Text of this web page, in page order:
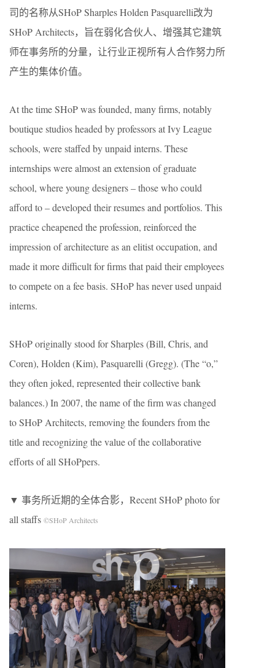
司的名称从SHoP Sharples Holden Pasquarelli改为
SHoP Architects，旨在弱化合伙人、增强其它建筑
师在事务所的分量，让行业正视所有人合作努力所
产生的集体价值。
At the time SHoP was founded, many firms, notably
boutique studios headed by professors at Ivy League
schools, were staffed by unpaid interns. These
internships were almost an extension of graduate
school, where young designers – those who could
afford to – developed their resumes and portfolios. This
practice cheapened the profession, reinforced the
impression of architecture as an elitist occupation, and
made it more difficult for firms that paid their employees
to compete on a fee basis. SHoP has never used unpaid
interns.
SHoP originally stood for Sharples (Bill, Chris, and
Coren), Holden (Kim), Pasquarelli (Gregg). (The “o,”
they often joked, represented their collective bank
balances.) In 2007, the name of the firm was changed
to SHoP Architects, removing the founders from the
title and recognizing the value of the collaborative
efforts of all SHoPpers.
▼ 事务所近期的全体合影，Recent SHoP photo for
all staffs ©SHoP Architects